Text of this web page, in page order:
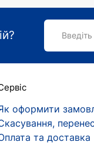
оформити
та доставка